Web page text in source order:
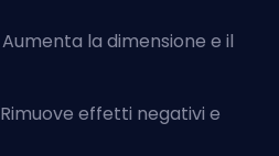
Aumenta la dimensione e il
Rimuove effetti negativi e